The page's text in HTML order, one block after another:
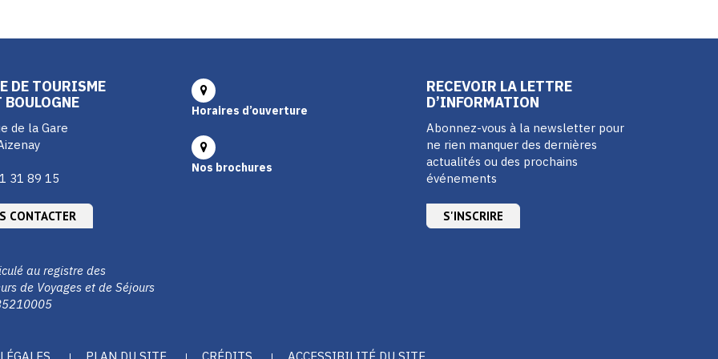
DE TOURISME
de la Gare
31 89 15
CONTACTER
au registre des
de Voyages et de Séjours
Horaires d’ouverture
Nos brochures
RECEVOIR LA LETTRE
D’INFORMATION
Abonnez-vous à la newsletter pour
ne rien manquer des dernières
actualités ou des prochains
événements
S'INSCRIRE